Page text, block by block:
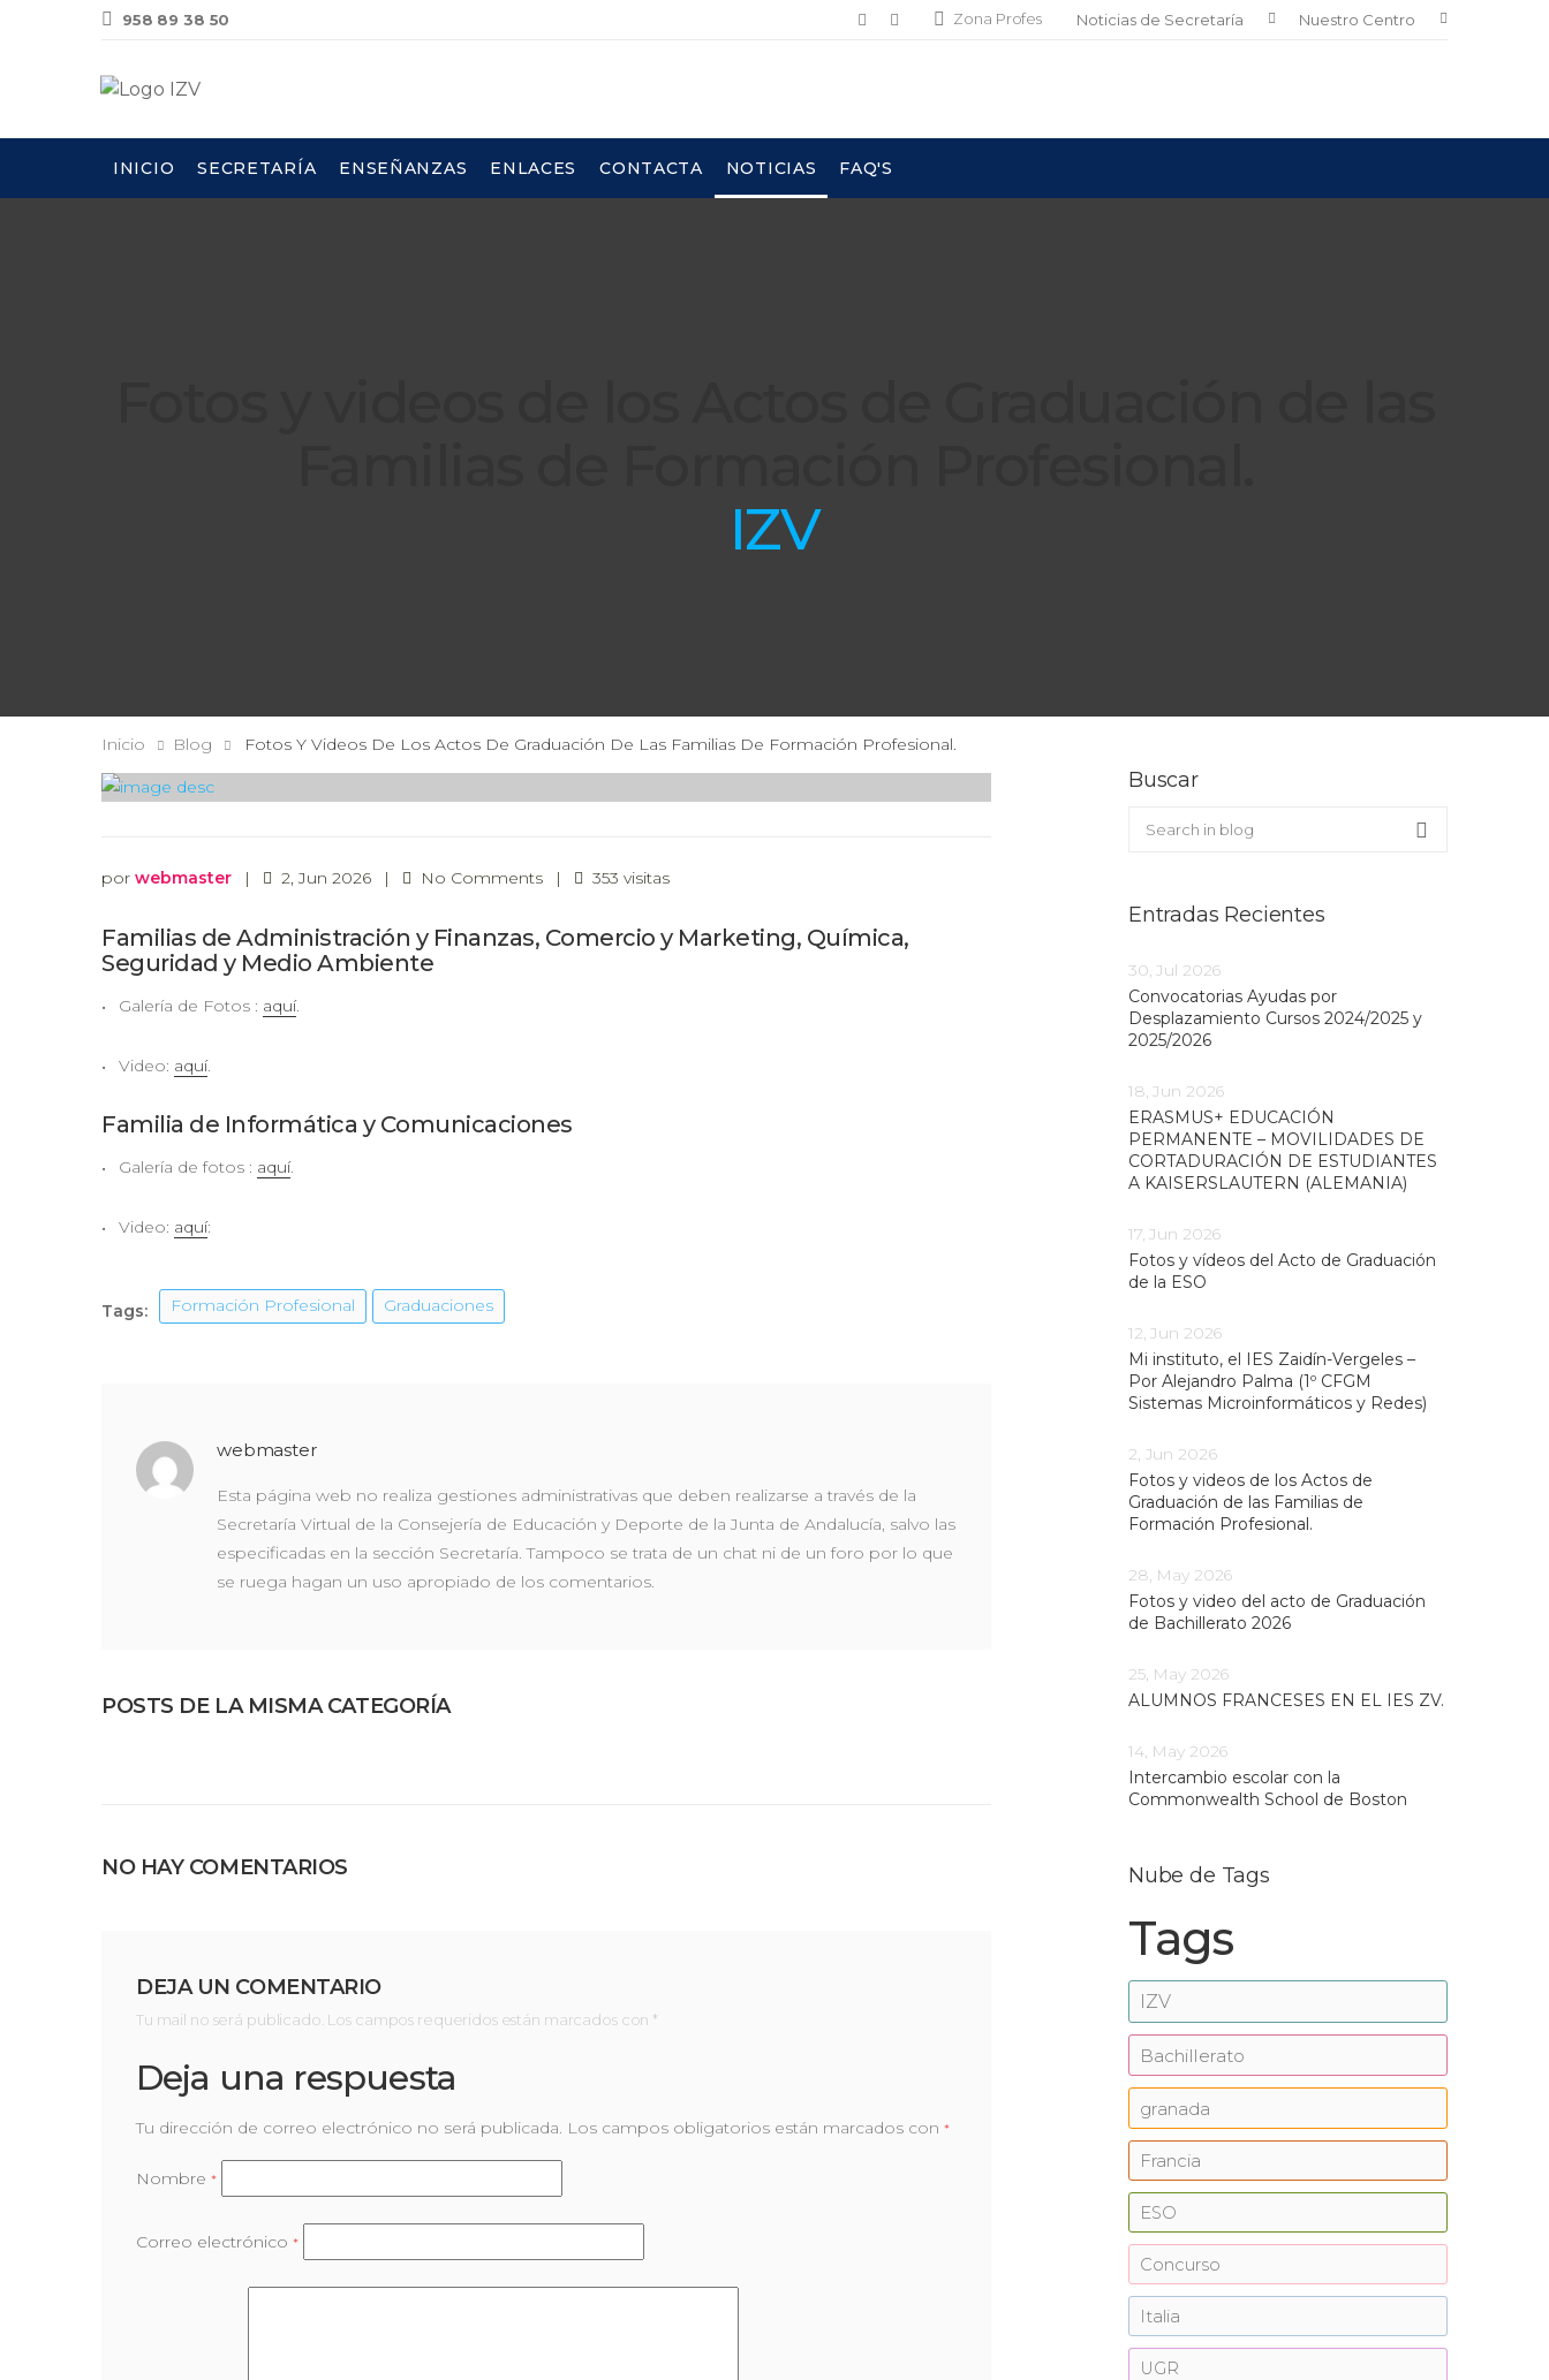
958 89 38 50 Zona Profes Noticias de Secretaría Nuestro Centro
INICIO SECRETARÍA ENSEÑANZAS ENLACES CONTACTA NOTICIAS FAQ'S
IZV
Inicio Blog Fotos Y Videos De Los Actos De Graduación De Las Familias De Formación Profesional.
por webmaster | 2, Jun 2026 | No Comments | 353 visitas
Familias de Administración y Finanzas, Comercio y Marketing, Química,
Seguridad y Medio Ambiente
Galería de Fotos : aquí.
Video: aquí.
Familia de Informática y Comunicaciones
Galería de fotos : aquí.
Video: aquí:
Tags: Formación Profesional Graduaciones
webmaster
Esta página web no realiza gestiones administrativas que deben realizarse a través de la
Secretaría Virtual de la Consejería de Educación y Deporte de la Junta de Andalucía, salvo las
especificadas en la sección Secretaría. Tampoco se trata de un chat ni de un foro por lo que
se ruega hagan un uso apropiado de los comentarios.
POSTS DE LA MISMA CATEGORÍA
NO HAY COMENTARIOS
DEJA UN COMENTARIO
Tu mail no será publicado. Los campos requeridos están marcados con *
Deja una respuesta
Tu dirección de correo electrónico no será publicada. Los campos obligatorios están marcados con *
Nombre *
Correo electrónico *
Buscar
Buscar en el blog
Search
Entradas Recientes
30, Jul 2026
Convocatorias Ayudas por
Desplazamiento Cursos 2024/2025 y
2025/2026
18, Jun 2026
ERASMUS+ EDUCACIÓN
PERMANENTE – MOVILIDADES DE
CORTADURACIÓN DE ESTUDIANTES
A KAISERSLAUTERN (ALEMANIA)
17, Jun 2026
Fotos y vídeos del Acto de Graduación
de la ESO
12, Jun 2026
Mi instituto, el IES Zaidín-Vergeles –
Por Alejandro Palma (1º CFGM
Sistemas Microinformáticos y Redes)
2, Jun 2026
Fotos y videos de los Actos de
Graduación de las Familias de
Formación Profesional.
28, May 2026
Fotos y video del acto de Graduación
de Bachillerato 2026
25, May 2026
ALUMNOS FRANCESES EN EL IES ZV.
14, May 2026
Intercambio escolar con la
Commonwealth School de Boston
Nube de Tags
Tags
IZV
Bachillerato
granada
Francia
ESO
Concurso
Italia
UGR